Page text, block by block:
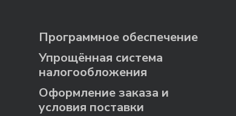
Программное обеспечение
Упрощённая система
налогообложения
Оформление заказа и
условия поставки